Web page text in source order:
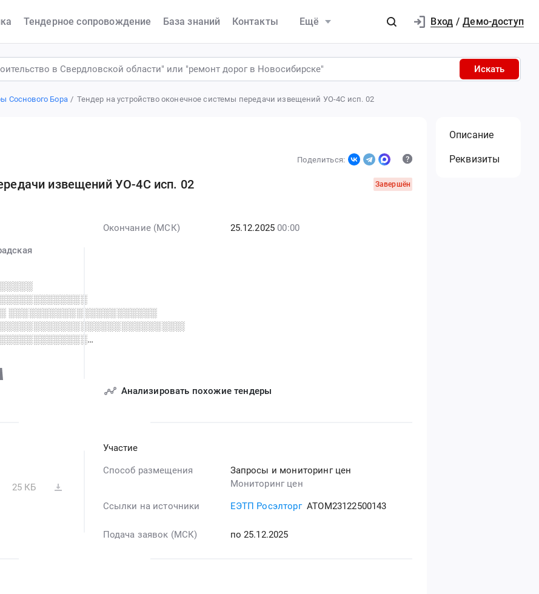
Тендерное сопровождение База знаний Контакты Ещё Вход / Демо-доступ
Искать
Соснового Бора Тендер на устройство оконечное системы передачи извещений УО-4С исп. 02
Поделиться:
извещений УО-4С исп. 02 Завершён
░░░░░░░░░░░░░░░░░░░░░░
░░░░░░
Окончание (МСК) 25.12.2025 00:00
Анализировать похожие тендеры
25 КБ
Участие
Способ размещения
Запросы и мониторинг цен
Мониторинг цен
Ссылки на источники ЕЭТП Росэлторг ATOM23122500143
Подача заявок (МСК) по 25.12.2025
Описание
Реквизиты